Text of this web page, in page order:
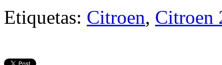
Etiquetas: Citroen, Citroen